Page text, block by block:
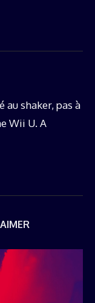
au shaker, pas à
Wii U. A